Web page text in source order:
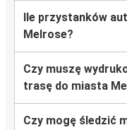
Ile przystanków
Melrose?
Czy muszę
trasę do miasta
Czy mogę śledzić